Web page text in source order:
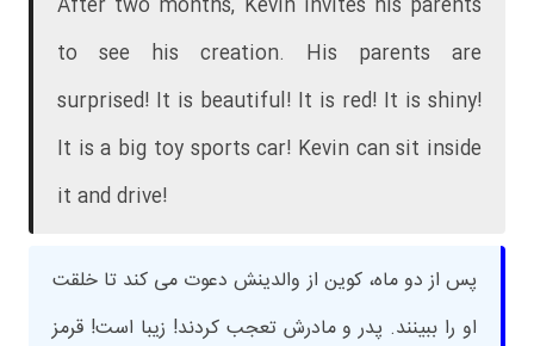
After two months, Kevin invites his parents
to see his creation. His parents are
surprised! It is beautiful! It is red! It is shiny!
It is a big toy sports car! Kevin can sit inside
it and drive!
پس از دو ماه، کوین از والدینش دعوت می کند تا خلقت
او را ببینند. پدر و مادرش تعجب کردند! زیبا است! قرمز